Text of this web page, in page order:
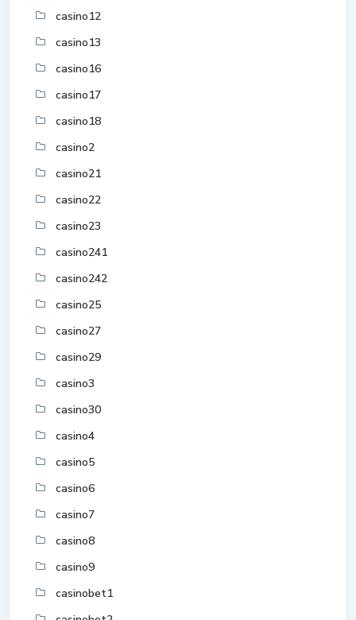
casino12
casino13
casino16
casino17
casino18
casino2
casino21
casino22
casino23
casino241
casino242
casino25
casino27
casino29
casino3
casino30
casino4
casino5
casino6
casino7
casino8
casino9
casinobet1